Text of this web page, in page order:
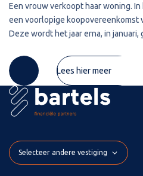
Een vrouw verkoopt haar woning.
een voorlopige koopovereenkomst
Deze wordt het jaar erna, in januari,
derdengeldrekening van
Lees hier meer
Selecteer andere vestiging